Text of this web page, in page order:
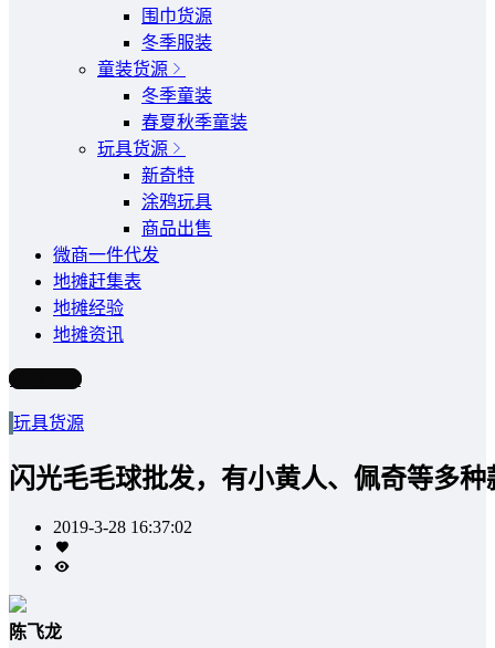
围巾货源
冬季服装
童装货源
冬季童装
春夏秋季童装
玩具货源
新奇特
涂鸦玩具
商品出售
微商一件代发
地摊赶集表
地摊经验
地摊资讯
写文章
玩具货源
闪光毛毛球批发，有小黄人、佩奇等多
2019-3-28 16:37:02
陈飞龙